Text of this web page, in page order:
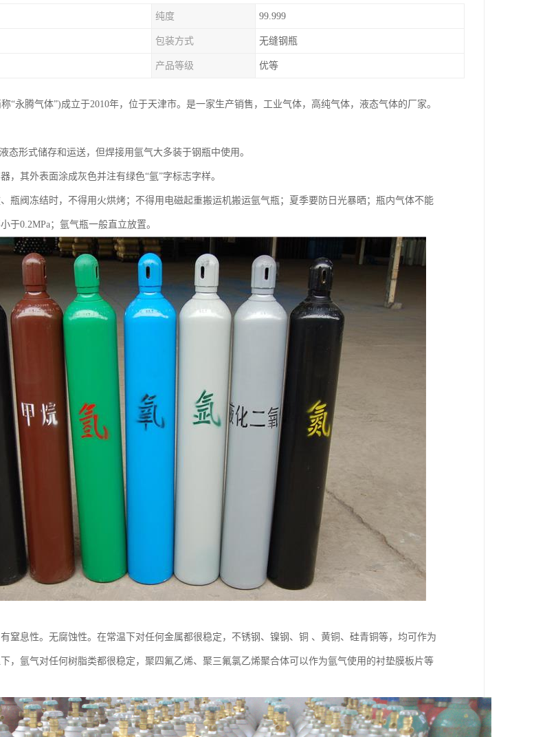
纯度 99.999
包装方式 无缝钢瓶
产品等级 优等
“永腾气体”)成立于2010年，位于天津市。是一家生产销售，工业气体，高纯气体，液态气体的厂家。
态形式储存和运送，但焊接用氩气大多装于钢瓶中使用。
，其外表面涂成灰色并注有绿色“氩”字标志字样。
瓶阀冻结时，不得用火烘烤；不得用电磁起重搬运机搬运氩气瓶；夏季要防日光暴晒；瓶内气体不能
于0.2MPa；氩气瓶一般直立放置。
窒息性。无腐蚀性。在常温下对任何金属都很稳定，不锈钢、镍钢、铜 、黄铜、硅青铜等，均可作为
，氩气对任何树脂类都很稳定，聚四氟乙烯、聚三氟氯乙烯聚合体可以作为氩气使用的衬垫膜板片等